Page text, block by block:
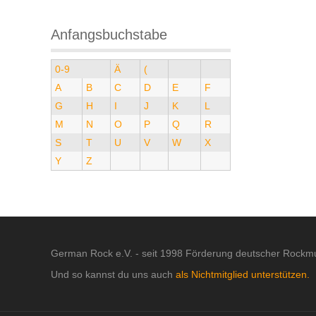
Anfangsbuchstabe
0-9 Ä
(
A
B C D E
F
G
H I J K
L
M
N O P Q
R
S
T U V W
X
Y
Z
German Rock e.V. - seit 1998 Förderung deutscher
Und so kannst du uns auch als Nichtmitglied unterstützen.